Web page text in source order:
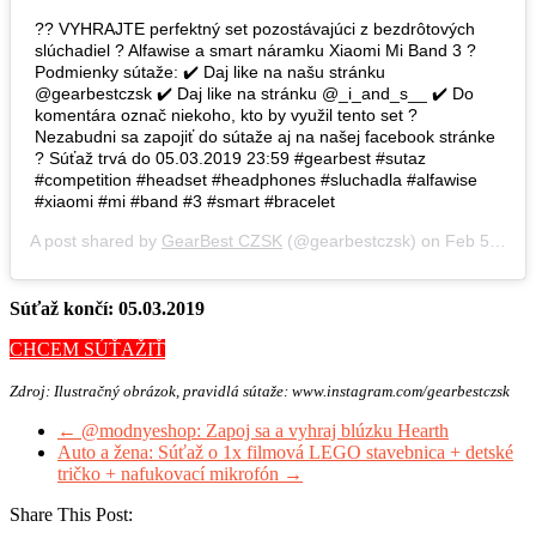
?? VYHRAJTE perfektný set pozostávajúci z bezdrôtových
slúchadiel ? Alfawise a smart náramku Xiaomi Mi Band 3 ?
Podmienky sútaže: ✔️ Daj like na našu stránku
@gearbestczsk ✔️ Daj like na stránku @_i_and_s__ ✔️ Do
komentára označ niekoho, kto by využil tento set ?
Nezabudni sa zapojiť do sútaže aj na našej facebook stránke
? Súťaž trvá do 05.03.2019 23:59 #gearbest #sutaz
#competition #headset #headphones #sluchadla #alfawise
#xiaomi #mi #band #3 #smart #bracelet
A post shared by GearBest CZSK (@gearbestczsk) on Feb 5, 2019 at 9:47am PST
Súťaž končí: 05.03.2019
CHCEM SÚŤAŽIŤ
Zdroj: Ilustračný obrázok, pravidlá sútaže: www.instagram.com/gearbestczsk
← @modnyeshop: Zapoj sa a vyhraj blúzku Hearth
Auto a žena: Súťaž o 1x filmová LEGO stavebnica + detské
tričko + nafukovací mikrofón →
Share This Post: